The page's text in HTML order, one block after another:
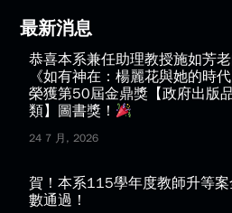
最新消息
恭喜本系兼任助理教授施如芳
《如有神在：楊麗花與她的時代
榮獲第50屆金鼎獎【政府出版
類】圖書獎！
24 7 月, 2026
賀！本系115學年度教師升等案
數通過！